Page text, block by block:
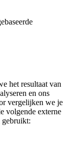
het resultaat van
en ons
vergelijken we je
volgende externe
gebruikt: